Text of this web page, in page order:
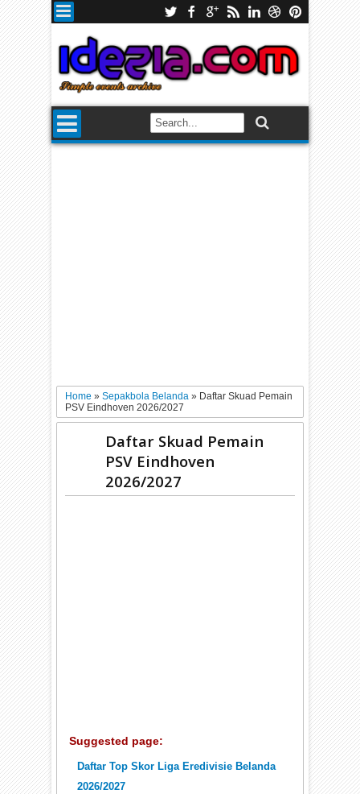
Home»Sepakbola Belanda» Daftar Skuad Pemain
PSV Eindhoven 2026/2027
Daftar Skuad Pemain
PSV Eindhoven
2026/2027
Suggested page:
Daftar Top Skor Liga Eredivisie Belanda
2026/2027